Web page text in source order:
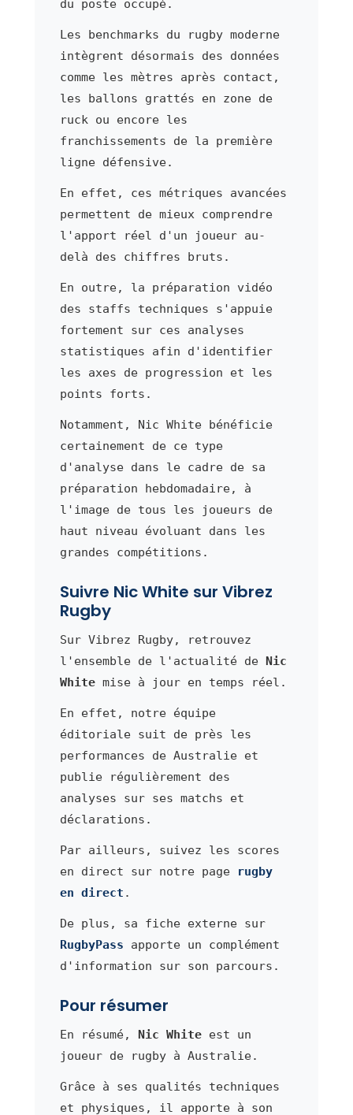
du poste occupé.
Les benchmarks du rugby moderne
intègrent désormais des données
comme les mètres après contact,
les ballons grattés en zone de
ruck ou encore les
franchissements de la première
ligne défensive.
En effet, ces métriques avancées
permettent de mieux comprendre
l'apport réel d'un joueur au-
delà des chiffres bruts.
En outre, la préparation vidéo
des staffs techniques s'appuie
fortement sur ces analyses
statistiques afin d'identifier
les axes de progression et les
points forts.
Notamment, Nic White bénéficie
certainement de ce type
d'analyse dans le cadre de sa
préparation hebdomadaire, à
l'image de tous les joueurs de
haut niveau évoluant dans les
grandes compétitions.
Suivre Nic White sur Vibrez
Rugby
Sur Vibrez Rugby, retrouvez
l'ensemble de l'actualité de Nic
Whitemise à jour en temps réel.
En effet, notre équipe
éditoriale suit de près les
performances de Australie et
publie régulièrement des
analyses sur ses matchs et
déclarations.
Par ailleurs, suivez les scores
en direct sur notre page
rugby
en direct .
De plus, sa fiche externe sur
RugbyPass apporte un complément
d'information sur son parcours.
Pour résumer
En résumé, Nic Whiteest un
joueur de rugby à Australie.
Grâce à ses qualités techniques
et physiques, il apporte à son